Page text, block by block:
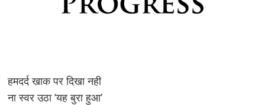
हमदर्द खाक पर दिखा नही
ना स्वर उठा ‘यह बुरा हुआ’